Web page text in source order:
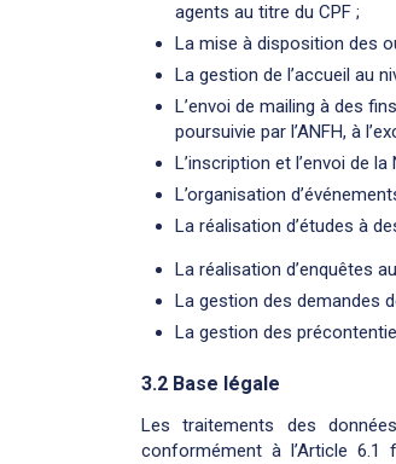
agents au titre du CPF ;
La mise à disposition des
La gestion de l’accueil au
L’envoi de mailing à des
poursuivie par l’ANFH, à
L’inscription et l’envoi de
L’organisation
La réalisation d’études à
La réalisation d’enquêtes
La gestion des demandes
La gestion des
3.2 Base légale
Les traitements des
conformément à l’Article 6.1